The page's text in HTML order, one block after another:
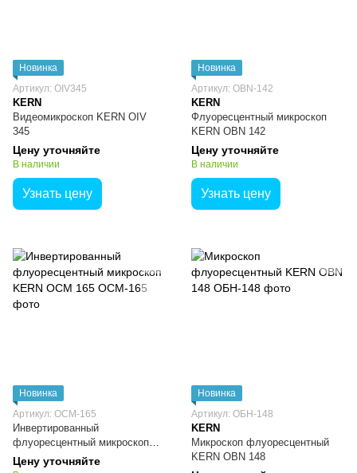
Новинка
Артикул: OIV345
KERN
Видеомикроскоп KERN OIV
345
Цену уточняйте
В наличии
Узнать цену
Новинка
Артикул: OBN-142
KERN
Флуоресцентный микроскоп
KERN OBN 142
Цену уточняйте
В наличии
Узнать цену
Новинка
Артикул: OCM-165
Инвертированный
флуоресцентный микроскоп
KERN OCM 165
Цену уточняйте
Новинка
Артикул: ОБН-148
KERN
Микроскоп флуоресцентный
KERN OBN 148